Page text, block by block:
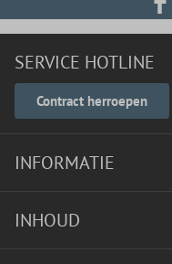
SERVICE HOTLINE
Contract herroepen
INFORMATIE
INHOUD